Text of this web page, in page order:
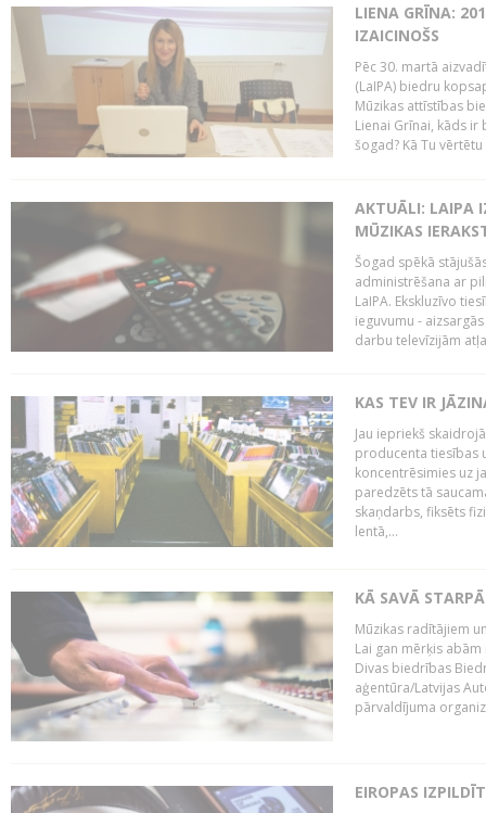
LIENA GRĪNA:
IZAICINOŠS
Pēc 30. martā
(LaIPA) biedru
Mūzikas attīstības
Lienai Grīnai, kāds ir
šogad? Kā Tu
AKTUĀLI: LAIPA
MŪZIKAS
Šogad spēkā
administrēšana ar
LaIPA. Ekskluzīvo
ieguvumu -
darbu televīzijām
KAS TEV IR
Jau iepriekš
producenta tiesības
koncentrēsimies uz
paredzēts tā
skaņdarbs, fiksēts
lentā,...
KĀ SAVĀ
Mūzikas radītājiem
Lai gan mērķis
Divas biedrības
aģentūra/Latvijas
pārvaldījuma
EIROPAS